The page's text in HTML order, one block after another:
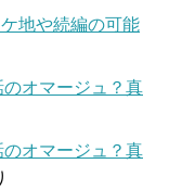
地や続編の可能
オマージュ？真
オマージュ？真